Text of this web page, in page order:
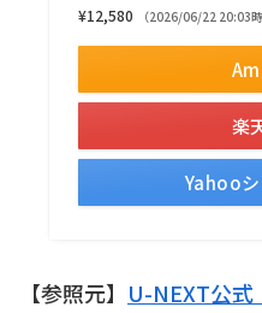
¥12,580
（2026/06/22 20:03
楽
Yahoo
【参照元】 U-NEXT公式